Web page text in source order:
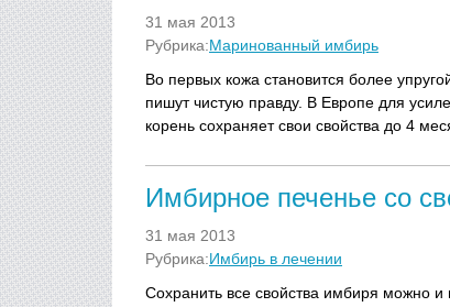
31 мая 2013
Рубрика:Маринованный имбирь
Во первых кожа становится более
пишут чистую правду. В Европе для
корень сохраняет свои свойства до 4
Имбирное печенье со
31 мая 2013
Рубрика:Имбирь в лечении
Сохранить все свойства имбиря можно